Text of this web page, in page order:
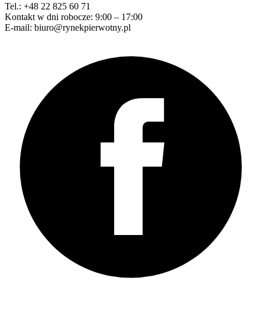
Tel.: +48 22 825 60 71
Kontakt w dni robocze: 9:00 – 17:00
E-mail: biuro@rynekpierwotny.pl